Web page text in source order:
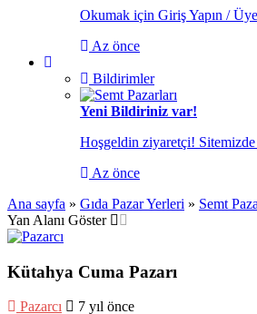
Okumak için Giriş Yapın /
Az önce
Bildirimler
Yeni Bildiriniz var!
Hoşgeldin ziyaretçi!
Az önce
Ana sayfa » Gıda Pazar Yerleri » Semt
Yan Alanı Göster
Kütahya Cuma Pazarı
Pazarcı
7 yıl önce